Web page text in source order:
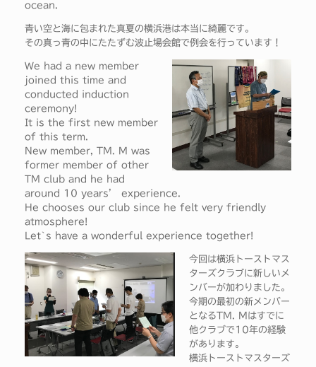
ocean.
青い空と海に包まれた真夏の横浜港は本当に綺麗です。
その真っ青の中にたたずむ波止場会館で例会を行っています！
We had a new member
joined this time and
conducted induction
ceremony!
It is the first new member
of this term.
New member, TM. M was
former member of other
TM club and he had
around 10 years’ experience.
He chooses our club since he felt very friendly
atmosphere!
Let`s have a wonderful experience together!
今回は横浜トーストマス
ターズクラブに新しいメ
ンバーが加わりました。
今期の最初の新メンバー
となるTM. Mはすでに
他クラブで10年の経験
があります。
横浜トーストマスターズ